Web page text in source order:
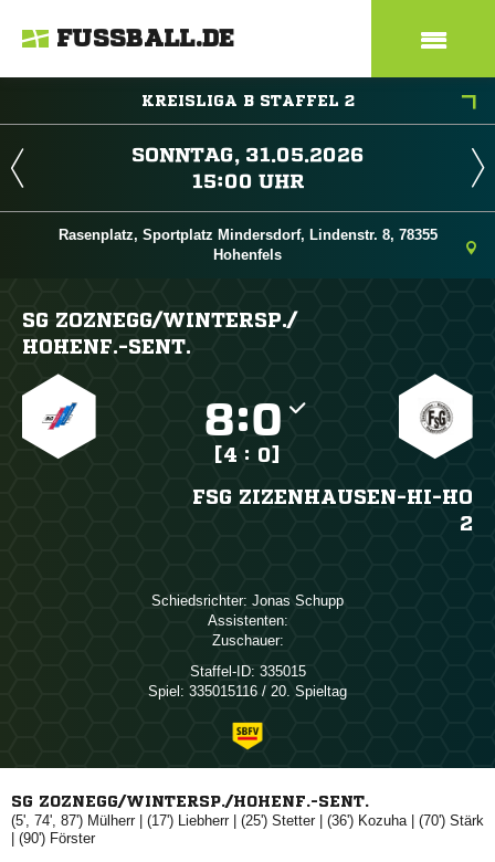
FUSSBALL.DE
KREISLIGA B STAFFEL 2
 
 
Rasenplatz, Sportplatz Mindersdorf, Lindenstr. 8, 78355
Hohenfels
SG ZOZNEGG/​WINTERSP./​
HOHENF.-SENT.
:
[4 : 0]
FSG ZIZENHAUSEN-HI-HO
2
Schiedsrichter:  
Assistenten:
Zuschauer:
Staffel-ID: 335015
Spiel: 335015116 / 20. Spieltag
SG ZOZNEGG/WINTERSP./HOHENF.-SENT.
(5', 74', 87') | (17') | (25') | (36') | (70') 
| (90') 